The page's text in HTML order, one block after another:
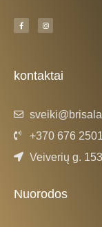
F
a
c
-
f
I
n
s
m
kontaktai
+370 676
Veiverių g.
Nuorodos